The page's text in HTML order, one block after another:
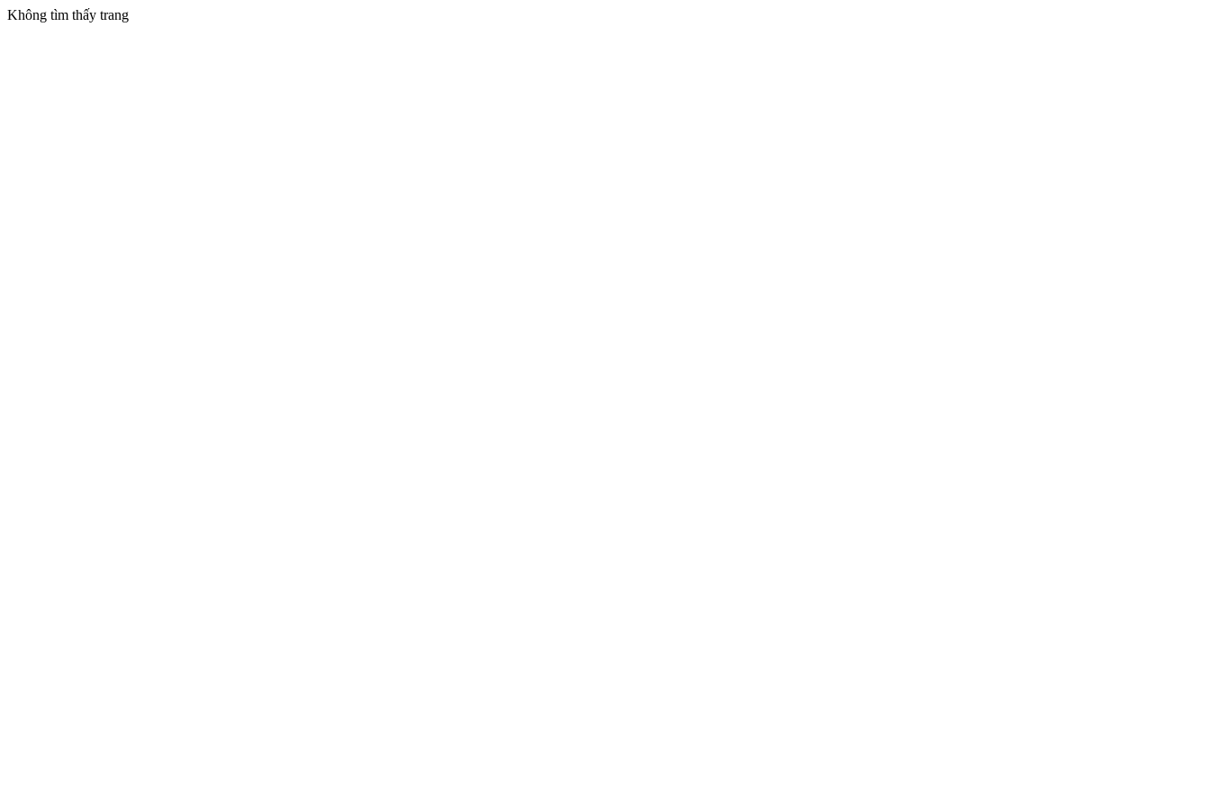
Không tìm thấy trang